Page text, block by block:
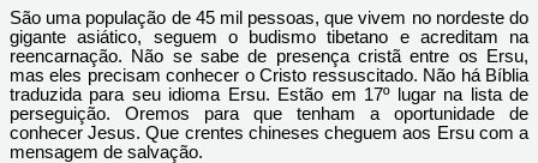
São uma população de 45 mil pessoas, que vivem no nordeste do
gigante asiático, seguem o budismo tibetano e acreditam na
reencarnação. Não se sabe de presença cristã entre os Ersu,
mas eles precisam conhecer o Cristo ressuscitado. Não há Bíblia
traduzida para seu idioma Ersu. Estão em 17º lugar na lista de
perseguição. Oremos para que tenham a oportunidade de
conhecer Jesus. Que crentes chineses cheguem aos Ersu com a
mensagem de salvação.